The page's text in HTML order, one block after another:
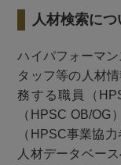
人材検索につ
ハイパフォーマ
タッフ等の人材
務する職員（
（HPSC OB/
（HPSC事業協
人材データベー